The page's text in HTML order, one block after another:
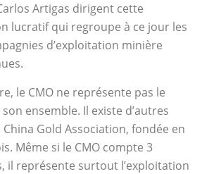
Artigas dirigent cette
lucratif qui regroupe à ce jour les
d’exploitation minière
le CMO ne représente pas le
ensemble. Il existe d’autres
Gold Association, fondée en
Même si le CMO compte 3
il représente surtout l’exploitation